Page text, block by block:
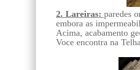
2. Lareiras: paredes
embora as
Acima, acabamento
Voce encontra na